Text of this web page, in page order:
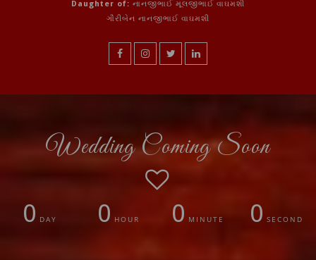
Daughter of: નાનજીભાઈ મૂલજીભાઈ વાઘમશી
ગૌરીબેન નાનજીભાઈ વાઘમશી
Wedding Coming Soon
0 DAY 0 HOUR 0 MINUTE 0 SECOND